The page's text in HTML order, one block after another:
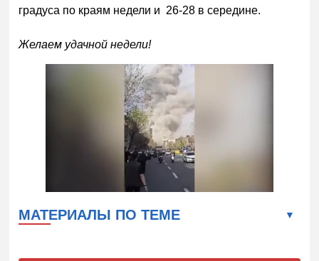
градуса по краям недели и 26-28 в середине.
Желаем удачной недели!
МАТЕРИАЛЫ ПО ТЕМЕ